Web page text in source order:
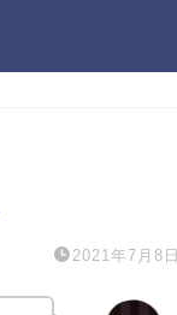
2021年7月8日